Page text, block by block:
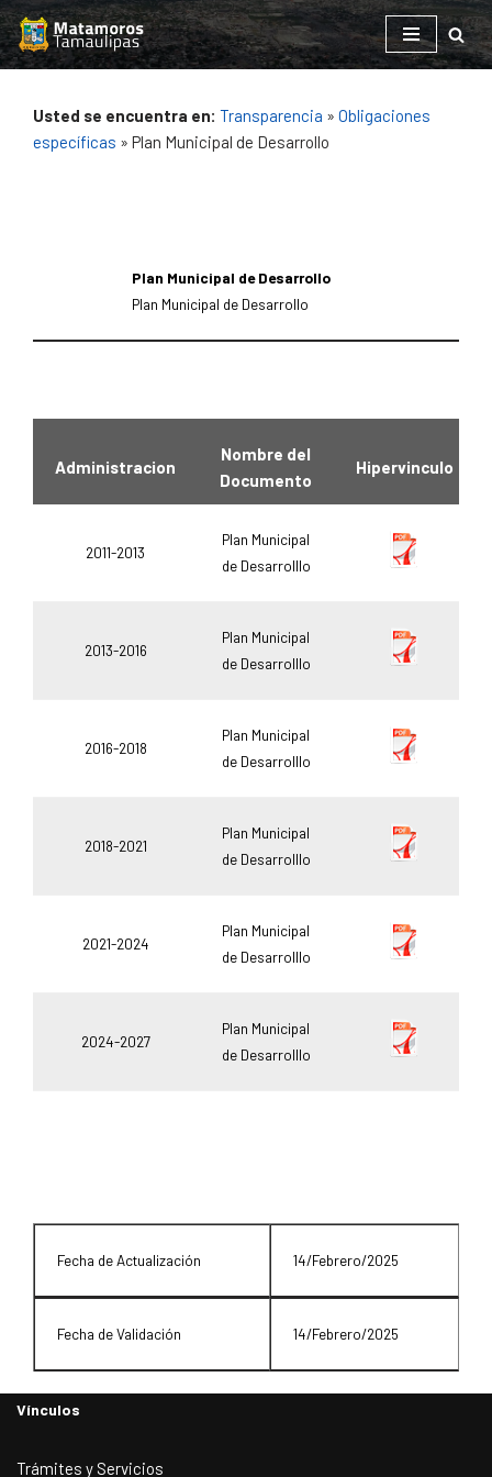
Saltar
contenido
Usted se encuentra en: Transparencia » Obligaciones
específicas » Plan Municipal de Desarrollo
Plan Municipal de Desarrollo
Plan Municipal de Desarrollo
Administracion
Nombre del
Documento
Hipervinculo
2011-2013
Plan Municipal
de Desarrolllo
2013-2016
Plan Municipal
de Desarrolllo
2016-2018
Plan Municipal
de Desarrolllo
2018-2021
Plan Municipal
de Desarrolllo
2021-2024
Plan Municipal
de Desarrolllo
2024-2027
Plan Municipal
de Desarrolllo
Fecha de Actualización 14/Febrero/2025
Fecha de Validación 14/Febrero/2025
Vínculos
Trámites y Servicios